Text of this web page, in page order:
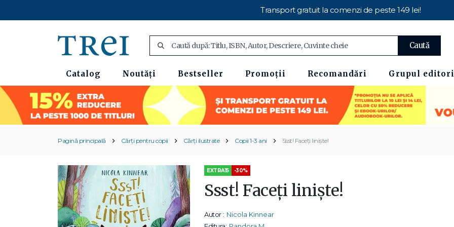
Transport gratuit la comenzi de peste 149 lei!
Caută
Catalog Noutăți Bestseller Promoții Recomandări Grupul
Pagină principală Cărți pentru copii Cărți ilustrate Copii 1-3 ani Ssst! Faceți liniște!
EXTRA15 -30%
Ssst! Faceți liniște!
Autor : Nicola Kinnear